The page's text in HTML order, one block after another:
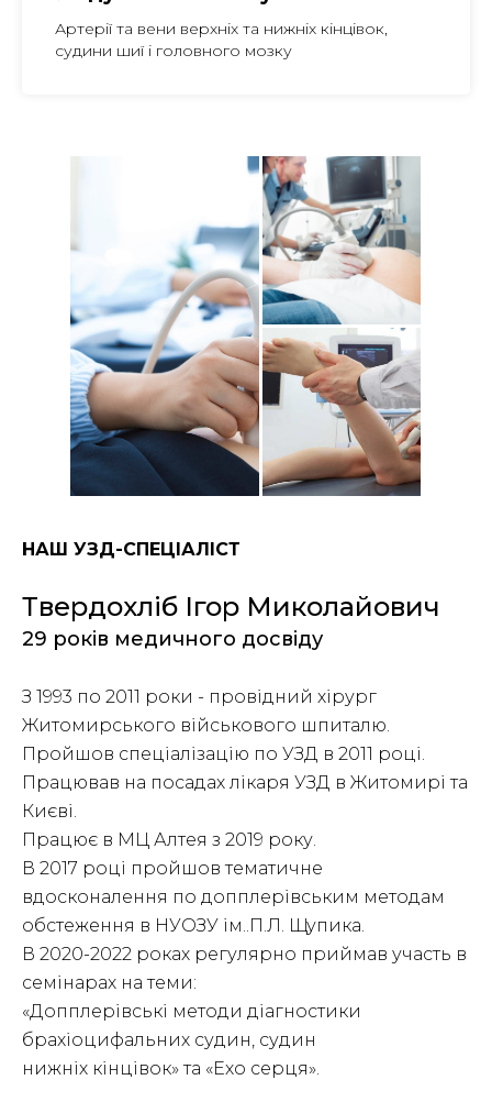
Артерії та вени верхніх та нижніх кінцівок,
судини шиї і головного мозку
НАШ УЗД-СПЕЦІАЛІСТ
Твердохліб Ігор Миколайович
29 років медичного досвіду
З 1993 по 2011 роки - провідний хірург
Житомирського військового шпиталю.
Пройшов спеціалізацію по УЗД в 2011 році.
Працював на посадах лікаря УЗД в Житомирі та
Києві.
Працює в МЦ Алтея з 2019 року.
В 2017 році пройшов тематичне
вдосконалення по допплерівським методам
обстеження в НУОЗУ ім..П.Л. Щупика.
В 2020-2022 роках регулярно приймав участь в
семінарах на теми:
«Допплерівські методи діагностики
брахіоцифальних судин, судин
нижніх кінцівок» та «Ехо серця».